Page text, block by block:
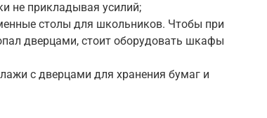
не прикладывая усилий;
столы для школьников. Чтобы при
дверцами, стоит оборудовать шкафы
с дверцами для хранения бумаг и